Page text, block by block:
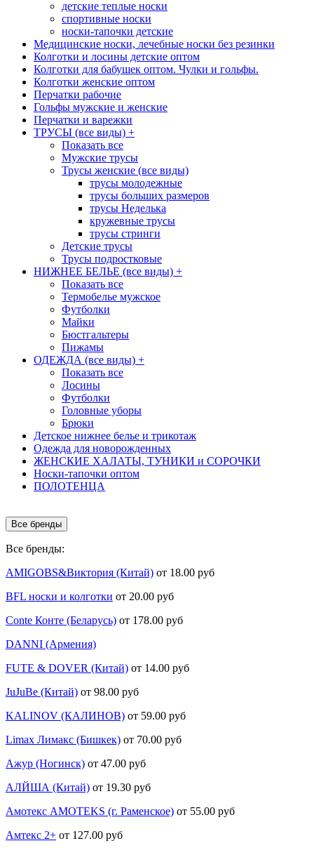
детские теплые носки
спортивные носки
носки-тапочки детские
Медицинские носки, лечебные носки без резинки
Колготки и лосины детские оптом
Колготки для бабушек оптом. Чулки и гольфы.
Колготки женские оптом
Перчатки рабочие
Гольфы мужские и женские
Перчатки и варежки
ТРУСЫ (все виды) +
Показать все
Мужские трусы
Трусы женские (все виды)
трусы молодежные
трусы больших размеров
трусы Неделька
кружевные трусы
трусы стринги
Детские трусы
Трусы подростковые
НИЖНЕЕ БЕЛЬЕ (все виды) +
Показать все
Термобелье мужское
Футболки
Майки
Бюстгальтеры
Пижамы
ОДЕЖДА (все виды) +
Показать все
Лосины
Футболки
Головные уборы
Брюки
Детское нижнее белье и трикотаж
Одежда для новорожденных
ЖЕНСКИЕ ХАЛАТЫ, ТУНИКИ и СОРОЧКИ
Носки-тапочки оптом
ПОЛОТЕНЦА
Все бренды
Все бренды:
AMIGOBS&Виктория (Китай) от 18.00 руб
BFL носки и колготки от 20.00 руб
Conte Конте (Беларусь) от 178.00 руб
DANNI (Армения)
FUTE & DOVER (Китай) от 14.00 руб
JuJuBe (Китай) от 98.00 руб
KALINOV (КАЛИНОВ) от 59.00 руб
Limax Лимакс (Бишкек) от 70.00 руб
Ажур (Ногинск) от 47.00 руб
АЛЙША (Китай) от 19.30 руб
Амотекс AMOTEKS (г. Раменское) от 55.00 руб
Амтекс 2+ от 127.00 руб